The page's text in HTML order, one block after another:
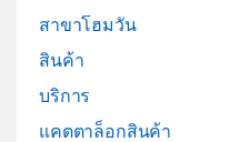
สาขาโฮมวัน
สินค้า
บริการ
แคตตาล็อกสินค้า